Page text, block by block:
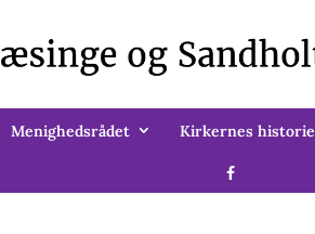
Menighedsrådet Kirkernes historie